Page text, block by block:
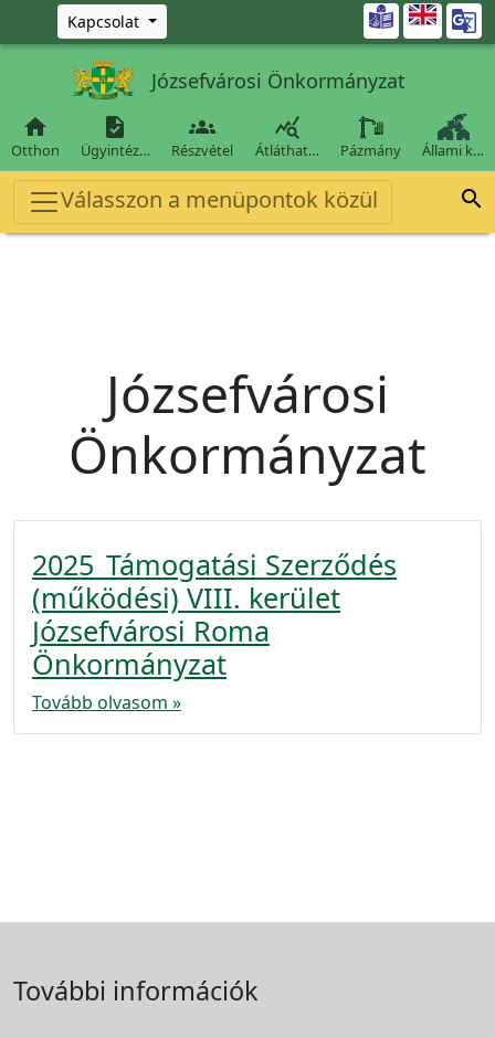
Ugrás a fő tartalomra
Kapcsolat 
Józsefvárosi Önkormányzat

Otthon

Ügyintéz…

Részvétel

Átláthat… Pázmány Állami k…
Válasszon a menüpontok közül 
Józsefvárosi
Önkormányzat
2025_Támogatási Szerződés
(működési) VIII. kerület
Józsefvárosi Roma
Önkormányzat
Tovább olvasom »
További információk